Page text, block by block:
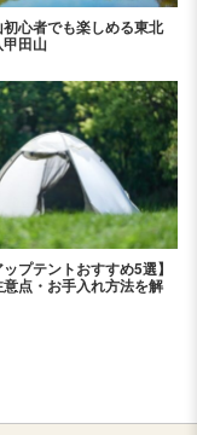
心者でも楽しめる東北
田山
ップテントおすすめ5選】
点・お手入れ方法を解